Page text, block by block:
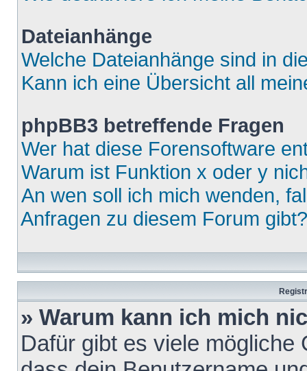
Dateianhänge
Welche Dateianhänge sind in
Kann ich eine Übersicht all
phpBB3 betreffende Fragen
Wer hat diese Forensoftware
Warum ist Funktion x oder y
An wen soll ich mich wenden,
Anfragen zu diesem Forum gibt?
» Warum kann ich mich
Dafür gibt es viele